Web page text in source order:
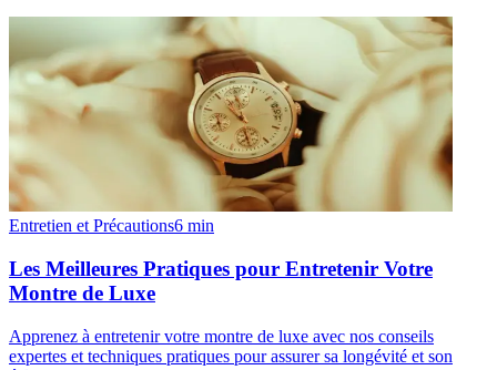
Entretien et Précautions6 min
Les Meilleures Pratiques pour Entretenir Votre
Montre de Luxe
Apprenez à entretenir votre montre de luxe avec nos conseils
expertes et techniques pratiques pour assurer sa longévité et son